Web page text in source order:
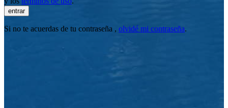
Si no te acuerdas de tu contraseña , olvidé mi contraseña.